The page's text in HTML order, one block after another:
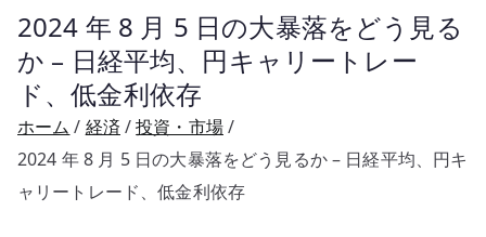
2024 年 8 月 5 日の大暴落をどう見る
か – 日経平均、円キャリートレー
ド、低金利依存
ホーム 経済
投資・市場
2024 年 8 月 5 日の大暴落をどう見るか – 日経平均、円キ
ャリートレード、低金利依存